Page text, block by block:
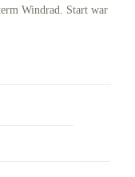
Windrad. Start war